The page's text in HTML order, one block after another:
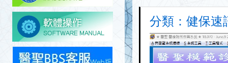
分類：健保速